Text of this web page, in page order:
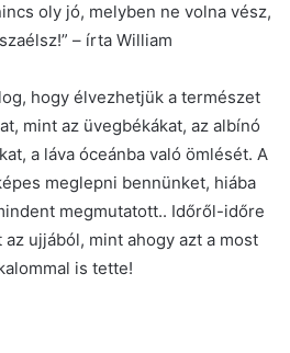
oly jó, melyben ne volna vész,
– írta William
hogy élvezhetjük a természet
mint az üvegbékákat, az albínó
a láva óceánba való ömlését. A
meglepni bennünket, hiába
megmutatott.. Időről-időre
ujjából, mint ahogy azt a most
is tette!